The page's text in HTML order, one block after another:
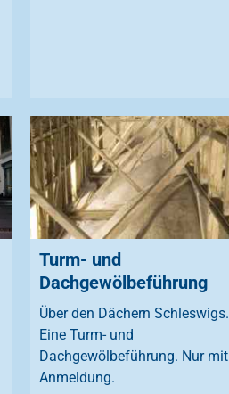
Turm- und
Dachgewölbeführung
Über den Dächern Schleswigs.
Eine Turm- und
Dachgewölbeführung. Nur mit
Anmeldung.